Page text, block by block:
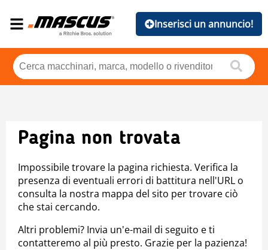
Inserisci un annuncio!
Pagina non trovata
Impossibile trovare la pagina richiesta. Verifica la
presenza di eventuali errori di battitura nell'URL o
consulta la nostra mappa del sito per trovare ciò
che stai cercando.
Altri problemi? Invia un'e-mail di seguito e ti
contatteremo al più presto. Grazie per la pazienza!